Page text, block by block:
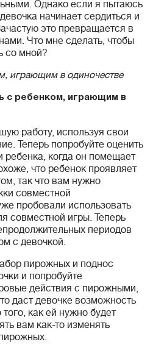
Однако если я пытаюсь
начинает сердиться и
это превращается в
Что мне сделать, чтобы
со мной?
играющим в одиночестве
с ребенком, играющим в
работу, используя свои
Теперь попробуйте оценить
ребенка, когда он помещает
что ребенок проявляет
так что вам нужно
совместной
пробовали использовать
совместной игры. Теперь
периодов
с девочкой.
пирожных и поднос
и попробуйте
действия с пирожными,
даст девочке возможность
как ей нужно будет
вам как-то изменять